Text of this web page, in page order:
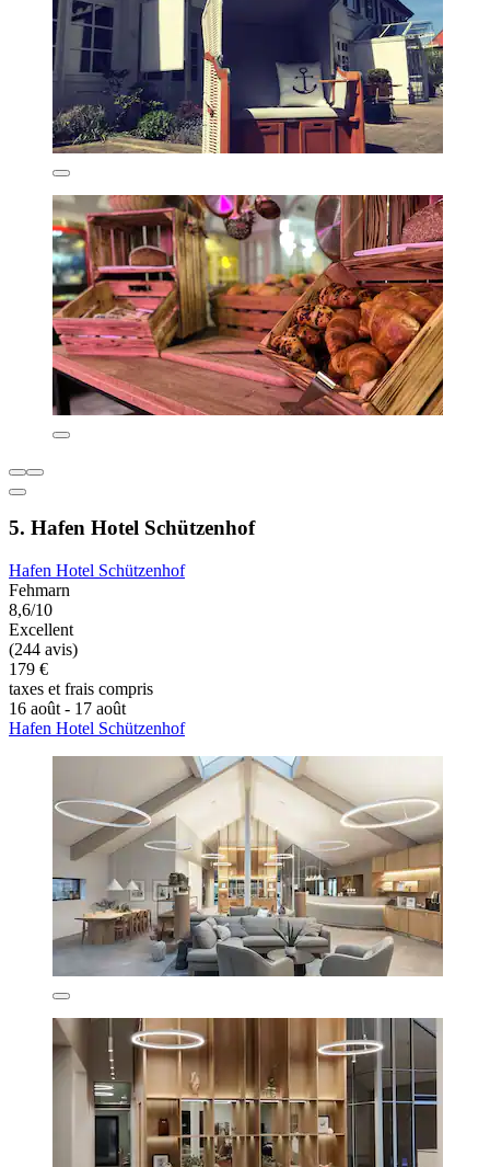
5. Hafen Hotel Schützenhof
Hafen Hotel Schützenhof
Fehmarn
8,6/10
Excellent
(244 avis)
179 €
taxes et frais compris
16 août - 17 août
Hafen Hotel Schützenhof